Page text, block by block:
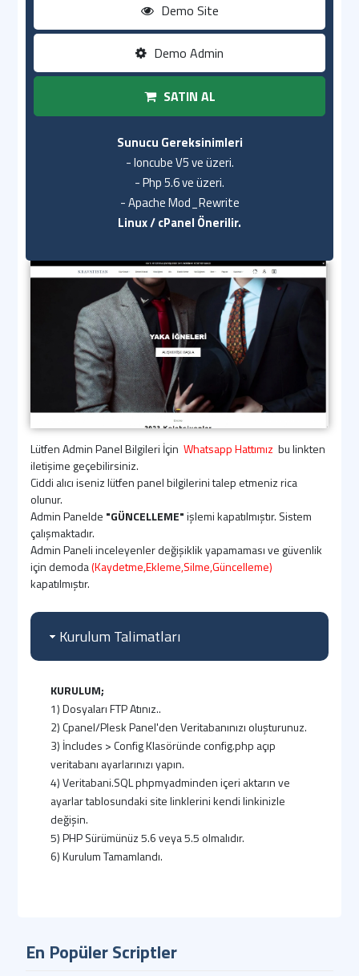
Demo Site
Demo Admin
SATIN AL
Sunucu Gereksinimleri
- Ioncube V5 ve üzeri.
- Php 5.6 ve üzeri.
- Apache Mod_Rewrite
Linux / cPanel Önerilir.
Lütfen Admin Panel Bilgileri İçin Whatsapp Hattımız bu linkten
iletişime geçebilirsiniz.
Ciddi alıcı iseniz lütfen panel bilgilerini talep etmeniz rica
olunur.
Admin Panelde "GÜNCELLEME"işlemi kapatılmıştır. Sistem
çalışmaktadır.
Admin Paneli inceleyenler değişiklik yapamaması ve güvenlik
için demoda(Kaydetme,Ekleme,Silme,Güncelleme)
kapatılmıştır.
Kurulum Talimatları
KURULUM;
1) Dosyaları FTP Atınız..
2) Cpanel/Plesk Panel'den Veritabanınızı oluşturunuz.
3) İncludes > Config Klasöründe config.php açıp
veritabanı ayarlarınızı yapın.
4) Veritabani.SQL phpmyadminden içeri aktarın ve
ayarlar tablosundaki site linklerini kendi linkinizle
değişin.
5) PHP Sürümünüz 5.6 veya 5.5 olmalıdır.
6) Kurulum Tamamlandı.
En Popüler Scriptler